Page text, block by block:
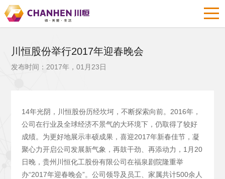
川恒股份举行2017年迎春晚会
发布时间：2017年，01月23日
14年光阴，川恒股份历经坎坷，不断探索向前。2016年，
公司在行业及全球经济不景气的大环境下，仍取得了较好
成绩。为更好地展示丰硕成果，喜迎2017年新春佳节，凝
聚心力开启公司发展新气象，再鼓干劲、再添动力，1月20
日晚，贵州川恒化工股份有限公司在福泉剧院隆重举
办“2017年迎春晚会”。公司领导及员工、家属共计500余人